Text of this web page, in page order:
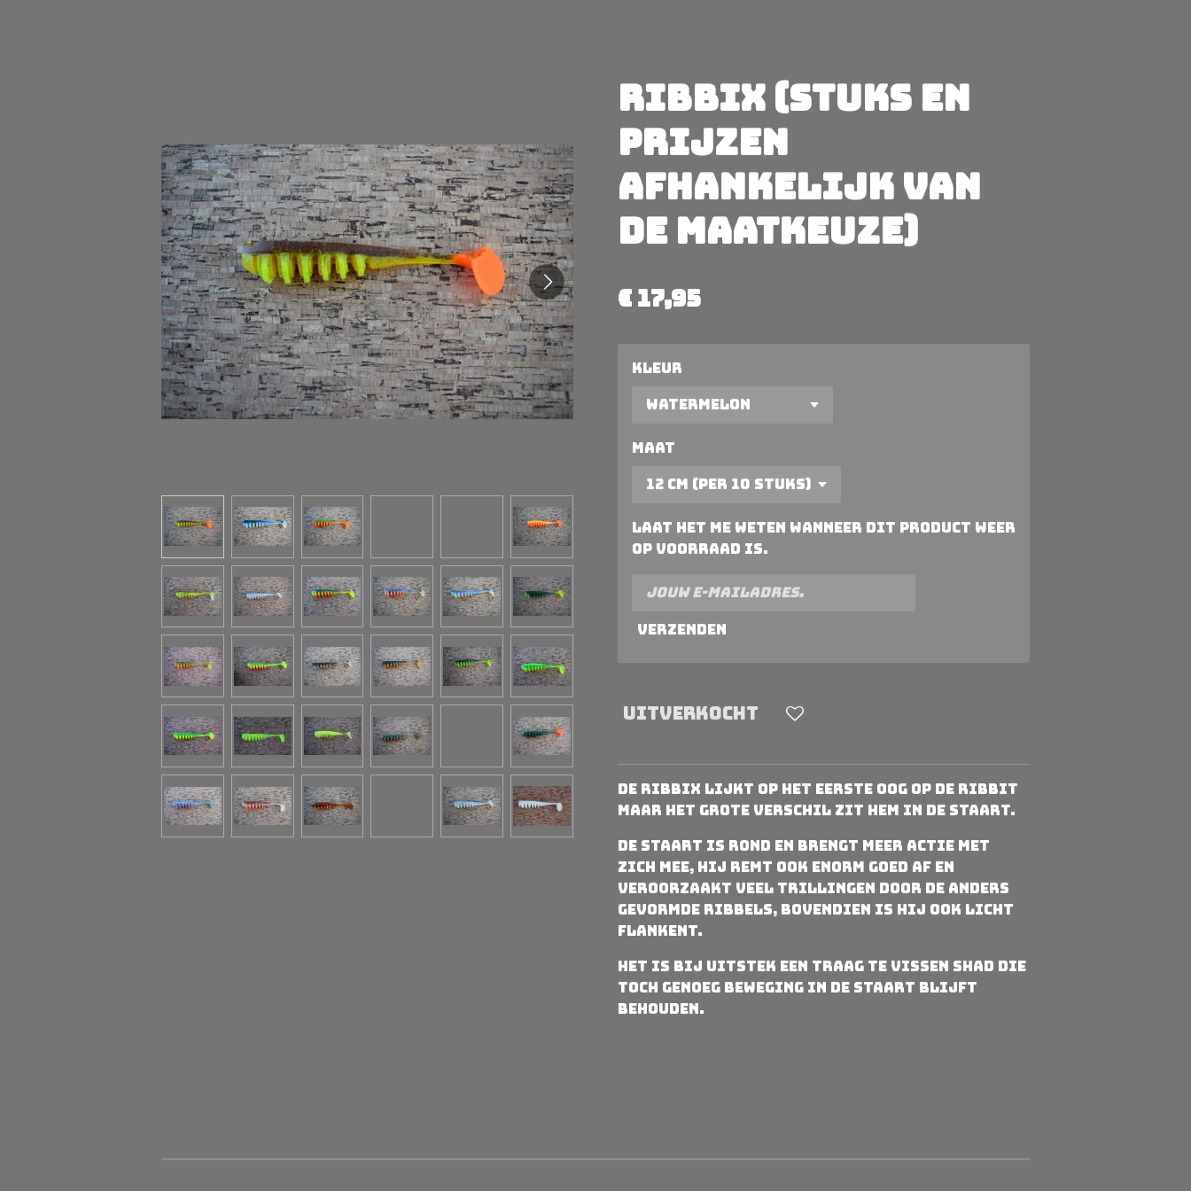
RibbiX (Stuks en
prijzen
afhankelijk van
de maatkeuze)
€ 17,95
Kleur
Maat
Laat het me weten wanneer dit product weer
op voorraad is.
Verzenden
Uitverkocht
De Ribbix lijkt op het eerste oog op de Ribbit
maar het grote verschil zit hem in de staart.
De staart is rond en brengt meer actie met
zich mee, hij remt ook enorm goed af en
veroorzaakt veel trillingen door de anders
gevormde ribbels, bovendien is hij ook licht
flankent.
Het is bij uitstek een traag te vissen shad die
toch genoeg beweging in de staart blijft
behouden.